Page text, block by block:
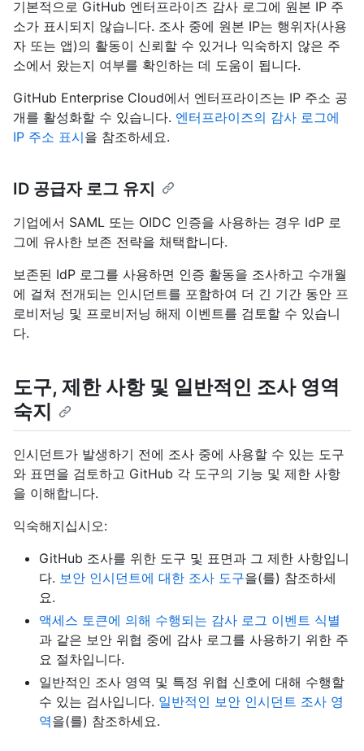
기본적으로 GitHub 엔터프라이즈 감사 로그에 원본 IP 주
소가 표시되지 않습니다. 조사 중에 원본 IP는 행위자(사용
자 또는 앱)의 활동이 신뢰할 수 있거나 익숙하지 않은 주
소에서 왔는지 여부를 확인하는 데 도움이 됩니다.
GitHub Enterprise Cloud에서 엔터프라이즈는 IP 주소 공
개를 활성화할 수 있습니다. 엔터프라이즈의 감사 로그에
IP 주소 표시을 참조하세요.
ID 공급자 로그 유지
기업에서 SAML 또는 OIDC 인증을 사용하는 경우 IdP 로
그에 유사한 보존 전략을 채택합니다.
보존된 IdP 로그를 사용하면 인증 활동을 조사하고 수개월
에 걸쳐 전개되는 인시던트를 포함하여 더 긴 기간 동안 프
로비저닝 및 프로비저닝 해제 이벤트를 검토할 수 있습니
다.
도구, 제한 사항 및 일반적인 조사 영역
숙지
인시던트가 발생하기 전에 조사 중에 사용할 수 있는 도구
와 표면을 검토하고 GitHub 각 도구의 기능 및 제한 사항
을 이해합니다.
익숙해지십시오:
GitHub 조사를 위한 도구 및 표면과 그 제한 사항입니
다. 보안 인시던트에 대한 조사 도구을(를) 참조하세
요.
액세스 토큰에 의해 수행되는 감사 로그 이벤트 식별
과 같은 보안 위협 중에 감사 로그를 사용하기 위한 주
요 절차입니다.
일반적인 조사 영역 및 특정 위협 신호에 대해 수행할
수 있는 검사입니다. 일반적인 보안 인시던트 조사 영
역을(를) 참조하세요.